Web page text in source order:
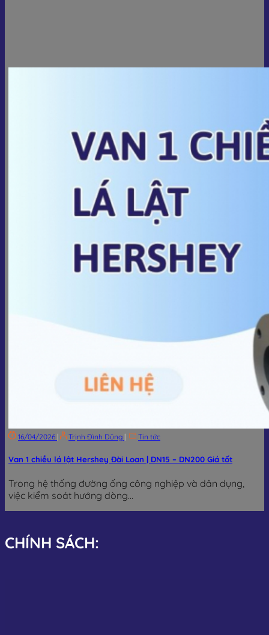
16/04/2026 | Trịnh Đình Dũng | Tin tức
Van 1 chiều lá lật Hershey Đài Loan | DN15 – DN200 Giá tốt
Trong hệ thống đường ống công nghiệp và dân dụng,
việc kiểm soát hướng dòng...
CHÍNH SÁCH: